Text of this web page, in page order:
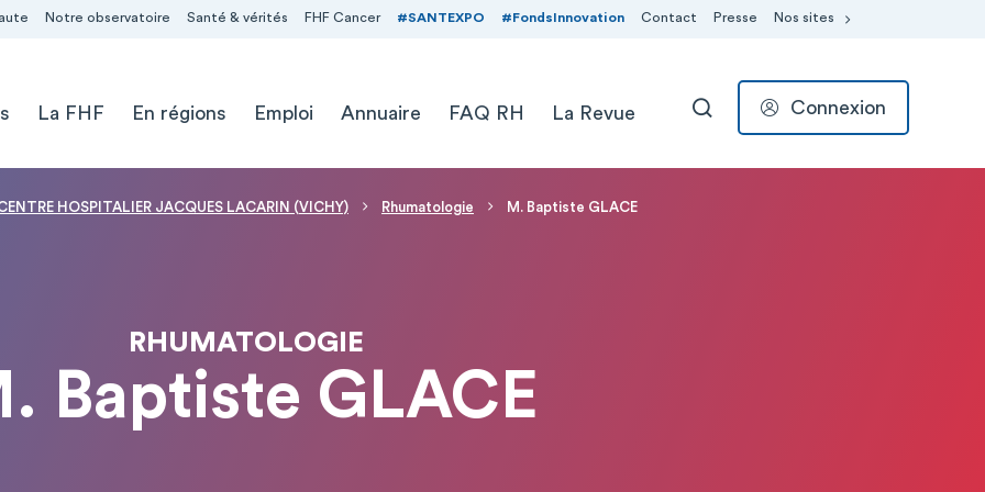
Notre observatoire Santé & vérités FHF Cancer #SANTEXPO #FondsInnovation Contact Presse Nos sites
La FHF En régions Emploi Annuaire FAQ RH La Revue RECHERCHER
Connexion
HOSPITALIER JACQUES LACARIN (VICHY) Rhumatologie M. Baptiste GLACE
RHUMATOLOGIE
Baptiste GLACE